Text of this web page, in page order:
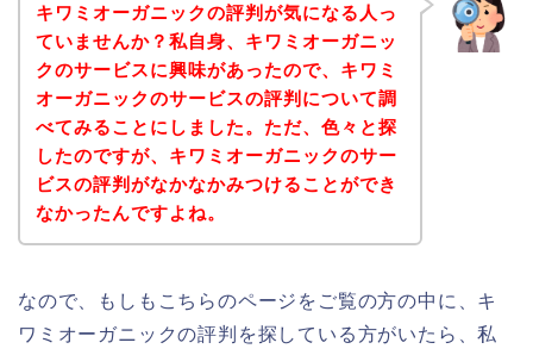
キワミオーガニックの評判が気になる人っ
ていませんか？私自身、キワミオーガニッ
クのサービスに興味があったので、キワミ
オーガニックのサービスの評判について調
べてみることにしました。ただ、色々と探
したのですが、キワミオーガニックのサー
ビスの評判がなかなかみつけることができ
なかったんですよね。
なので、もしもこちらのページをご覧の方の中に、キ
ワミオーガニックの評判を探している方がいたら、私